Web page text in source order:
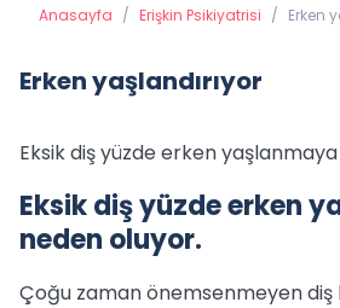
Anasayfa / Erişkin Psikiyatrisi / Erken
Erken yaşlandırıyor
Eksik diş yüzde erken
Eksik diş yüzde erken
neden oluyor.
Çoğu zaman önemsenmeyen diş